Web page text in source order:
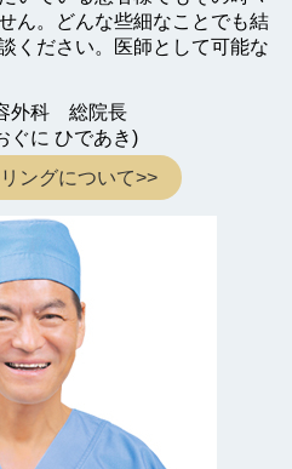
ん。どんな些細なことでも結
ください。医師として可能な
外科 総院長
ぐに ひであき)
ングについて>>